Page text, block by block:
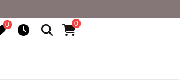
0 0